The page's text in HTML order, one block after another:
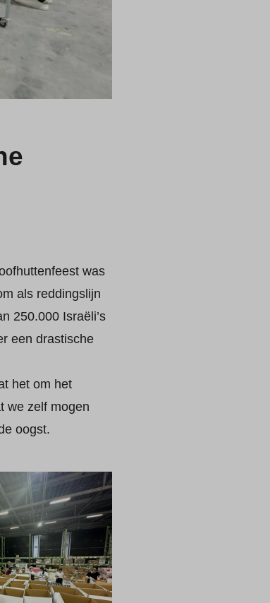
was
als reddingslijn
250.000 Israëli’s
een drastische
het om het
we zelf mogen
oogst.